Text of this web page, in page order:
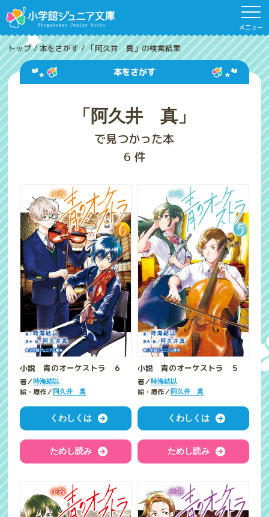
メニュー
トップ /本をさがす /「阿久井 真」の検索結果
本をさがす
「阿久井 真」
で見つかった本
6 件
小説 青のオーケストラ ６
著／時海結以
絵・原作／ 阿久井 真
くわしくは
ためし読み
小説 青のオーケストラ ５
著／ 時海結以
絵・原作／ 阿久井 真
くわしくは
ためし読み